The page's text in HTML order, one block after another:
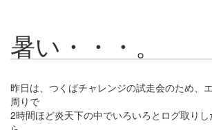
暑い・・・。
昨日は、つくばチャレンジの試走会のため、
周りで
2時間ほど炎天下の中でいろいろとログ取り